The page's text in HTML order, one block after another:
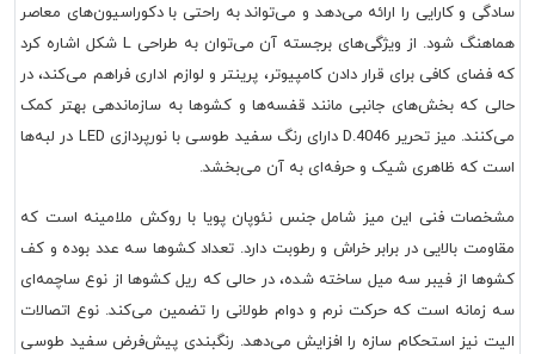
سادگی و کارایی را ارائه می‌دهد و می‌تواند به راحتی با دکوراسیون‌های معاصر
هماهنگ شود. از ویژگی‌های برجسته آن می‌توان به طراحی L شکل اشاره کرد
که فضای کافی برای قرار دادن کامپیوتر، پرینتر و لوازم اداری فراهم می‌کند، در
حالی که بخش‌های جانبی مانند قفسه‌ها و کشوها به سازماندهی بهتر کمک
می‌کنند. میز تحریر D.4046 دارای رنگ سفید طوسی با نورپردازی LED در لبه‌ها
است که ظاهری شیک و حرفه‌ای به آن می‌بخشد.
مشخصات فنی این میز شامل جنس نئوپان پویا با روکش ملامینه است که
مقاومت بالایی در برابر خراش و رطوبت دارد. تعداد کشوها سه عدد بوده و کف
کشوها از فیبر سه میل ساخته شده، در حالی که ریل کشوها از نوع ساچمه‌ای
سه زمانه است که حرکت نرم و دوام طولانی را تضمین می‌کند. نوع اتصالات
الیت نیز استحکام سازه را افزایش می‌دهد. رنگبندی پیش‌فرض سفید طوسی